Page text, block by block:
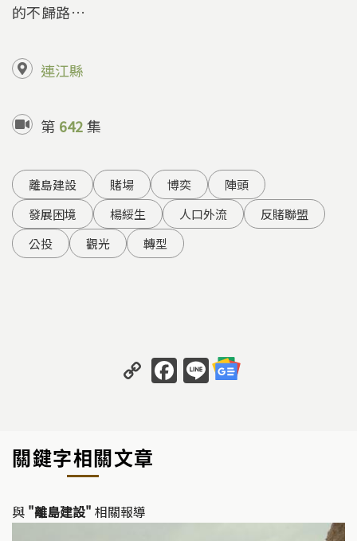
的不歸路…
連江縣
第 642集
離島建設 賭場 博奕
陣頭
發展困境
楊綏生 人口外流
反賭聯盟
公投
觀光 轉型
C
o
y
Li
k
F
a
o
Li
n
關鍵字相關文章
與 "離島建設" 相關報導